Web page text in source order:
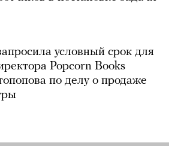
условный срок для
Popcorn Books
по делу о продаже